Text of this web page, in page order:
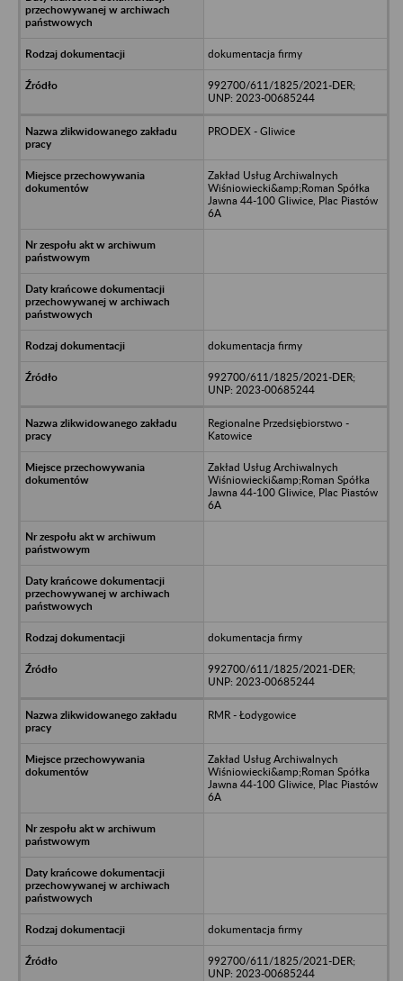
dokumentacja firmy
992700/611/1825/2021-DER;
UNP: 2023-00685244
PRODEX - Gliwice
Zakład Usług Archiwalnych
Wiśniowiecki&amp;Roman Spółka
Jawna 44-100 Gliwice, Plac Piastów
6A
dokumentacja firmy
992700/611/1825/2021-DER;
UNP: 2023-00685244
Regionalne Przedsiębiorstwo -
Katowice
Zakład Usług Archiwalnych
Wiśniowiecki&amp;Roman Spółka
Jawna 44-100 Gliwice, Plac Piastów
6A
dokumentacja firmy
992700/611/1825/2021-DER;
UNP: 2023-00685244
RMR - Łodygowice
Zakład Usług Archiwalnych
Wiśniowiecki&amp;Roman Spółka
Jawna 44-100 Gliwice, Plac Piastów
6A
dokumentacja firmy
992700/611/1825/2021-DER;
UNP: 2023-00685244